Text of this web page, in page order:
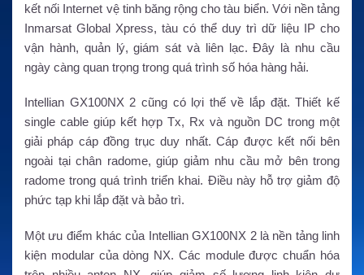
kết nối Internet vệ tinh băng rộng cho tàu biển. Với nền tảng
Inmarsat Global Xpress, tàu có thể duy trì dữ liệu IP cho
vận hành, quản lý, giám sát và liên lạc. Đây là nhu cầu
ngày càng quan trọng trong quá trình số hóa hàng hải.
Intellian GX100NX 2 cũng có lợi thế về lắp đặt. Thiết kế
single cable giúp kết hợp Tx, Rx và nguồn DC trong một
giải pháp cáp đồng trục duy nhất. Cáp được kết nối bên
ngoài tại chân radome, giúp giảm nhu cầu mở bên trong
radome trong quá trình triển khai. Điều này hỗ trợ giảm độ
phức tạp khi lắp đặt và bảo trì.
Một ưu điểm khác của Intellian GX100NX 2 là nền tảng linh
kiện modular của dòng NX. Các module được chuẩn hóa